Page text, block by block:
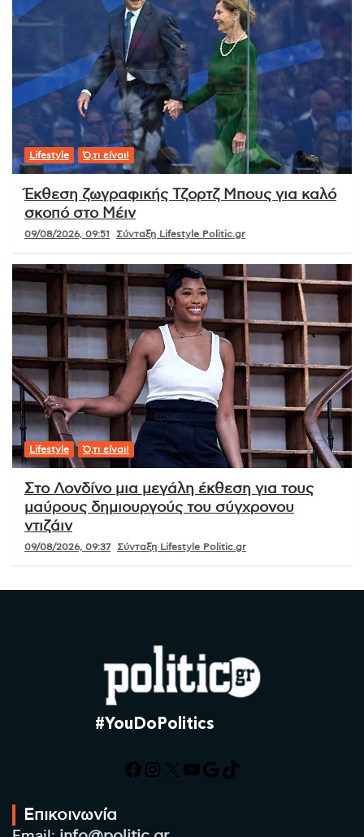
Lifestyle Ό,τι είναι!
Έκθεση ζωγραφικής Τζορτζ Μπους για καλό
σκοπό στο Μέιν
09/08/2026, 09:51 Σύνταξη Lifestyle Politic.gr
Lifestyle Ό,τι είναι!
Στο Λονδίνο μια μεγάλη έκθεση για τους
μαύρους δημιουργούς του σύγχρονου
ντιζάιν
09/08/2026, 09:37 Σύνταξη Lifestyle Politic.gr
#YouDoPolitics
Facebook
Instagram
X YouTube
Google
TikTok
Επικοινωνία